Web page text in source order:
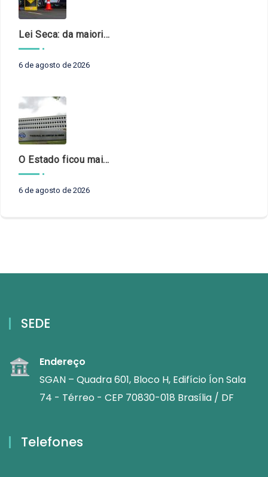
Lei Seca: da maioridade à maturidade
6 de agosto de 2026
O Estado ficou mais complexo. O controle precisa acompanhar
6 de agosto de 2026
SEDE
Endereço
SGAN – Quadra 601, Bloco H, Edifício Íon Sala
74 - Térreo - CEP 70830-018 Brasília / DF
Telefones